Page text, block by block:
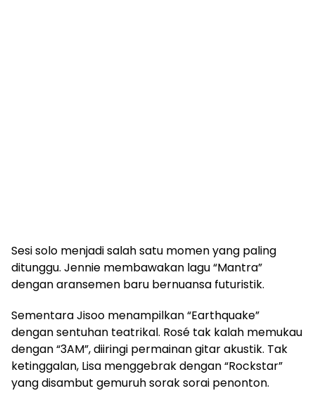
Sesi solo menjadi salah satu momen yang paling
ditunggu. Jennie membawakan lagu “Mantra”
dengan aransemen baru bernuansa futuristik.
Sementara Jisoo menampilkan “Earthquake”
dengan sentuhan teatrikal. Rosé tak kalah memukau
dengan “3AM”, diiringi permainan gitar akustik. Tak
ketinggalan, Lisa menggebrak dengan “Rockstar”
yang disambut gemuruh sorak sorai penonton.